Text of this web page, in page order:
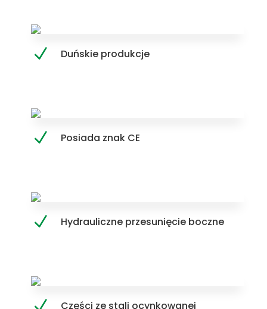
Duńskie produkcje
Posiada znak CE
Hydrauliczne przesunięcie boczne
Części ze stali ocynkowanej